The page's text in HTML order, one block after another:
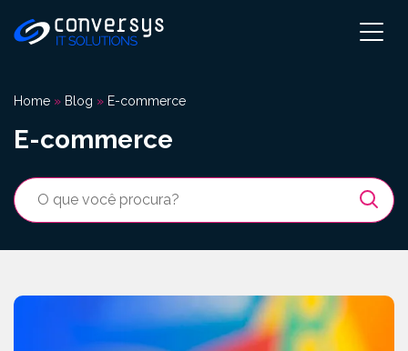
para
Home » Blog » E-commerce
E-commerce